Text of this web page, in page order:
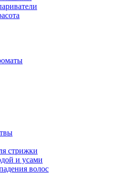
стрижки
и усами
волос